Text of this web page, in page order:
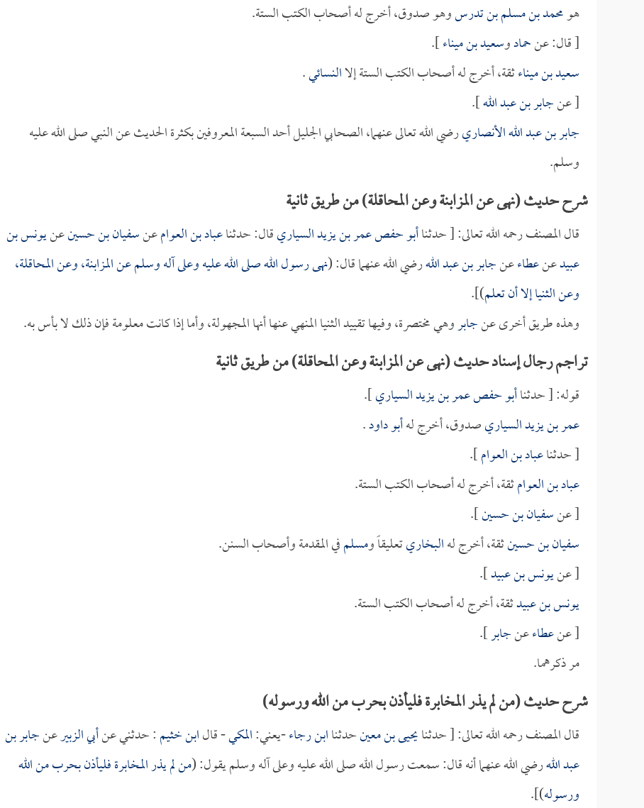
هومحمد بن مسلم بن تدرسوهو صدوق، أخرج له أصحاب الكتب الستة.
[ قال: عنحمادوسعيد بن ميناء].
سعيد بن ميناءثقة، أخرج له أصحاب الكتب الستة إلاالنسائي.
[ عنجابر بن عبد الله].
جابر بن عبد الله الأنصاريرضي الله تعالى عنهما، الصحابي الجليل أحد السبعة المعروفين بكثرة الحديث عن النبي صلى الله عليه
وسلم.
شرح حديث (نهى عن المزابنة وعن المحاقلة) من طريق ثانية
قال المصنف رحمه الله تعالى: [ حدثناأبو حفص عمر بن يزيد السياريقال: حدثناعباد بن العوامعنسفيان بن حسينعنيونس بن
عبيدعنعطاءعنجابر بن عبد اللهرضي الله عنهما قال: (نهى رسول الله صلى الله عليه وعلى آله وسلم عن المزابنة، وعن المحاقلة،
وعن الثنيا إلا أن تعلم)].
وهذه طريق أخرى عنجابروهي مختصرة، وفيها تقييد الثنيا المنهي عنها أنها المجهولة، وأما إذا كانت معلومة فإن ذلك لا بأس به.
تراجم رجال إسناد حديث (نهى عن المزابنة وعن المحاقلة) من طريق ثانية
قوله: [ حدثناأبو حفص عمر بن يزيد السياري].
عمر بن يزيد السياريصدوق، أخرج لهأبو داود.
[ حدثناعباد بن العوام].
عباد بن العوامثقة، أخرج له أصحاب الكتب الستة.
[ عنسفيان بن حسين].
سفيان بن حسينثقة، أخرج لهالبخاريتعليقاً ومسلمفي المقدمة وأصحاب السنن.
[ عنيونس بن عبيد].
يونس بن عبيدثقة، أخرج له أصحاب الكتب الستة.
[ عنعطاءعنجابر].
مر ذكرهما.
شرح حديث (من لم يذر المخابرة فليأذن بحرب من الله ورسوله)
قال المصنف رحمه الله تعالى: [ حدثنايحيى بن معينحدثناابن رجاء-يعني:المكي- قالابن خثيم: حدثني عنأبي الزبيرعنجابر بن
عبد اللهرضي الله عنهما أنه قال: سمعت رسول الله صلى الله عليه وعلى آله وسلم يقول: (من لم يذر المخابرة فليأذن بحرب من الله
ورسوله)].